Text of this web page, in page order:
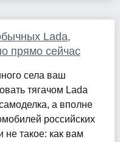
Lada,
прямо сейчас
села ваш
тягачом Lada
а вполне
российских
не такое: как вам